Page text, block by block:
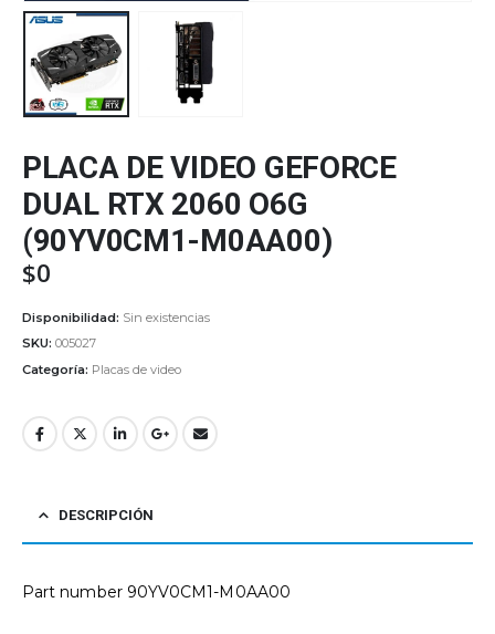
PLACA DE VIDEO GEFORCE
DUAL RTX 2060 O6G
(90YV0CM1-M0AA00)
$0
Disponibilidad: Sin existencias
SKU: 005027
Categoría: Placas de video
DESCRIPCIÓN
Part number 90YV0CM1-M0AA00